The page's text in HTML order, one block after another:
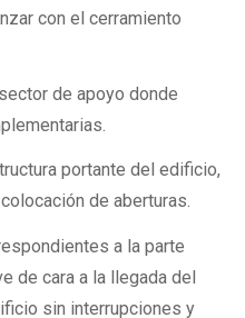
con el cerramiento
de apoyo donde
portante del edificio,
de aberturas.
a la parte
de cara a la llegada del
sin interrupciones y